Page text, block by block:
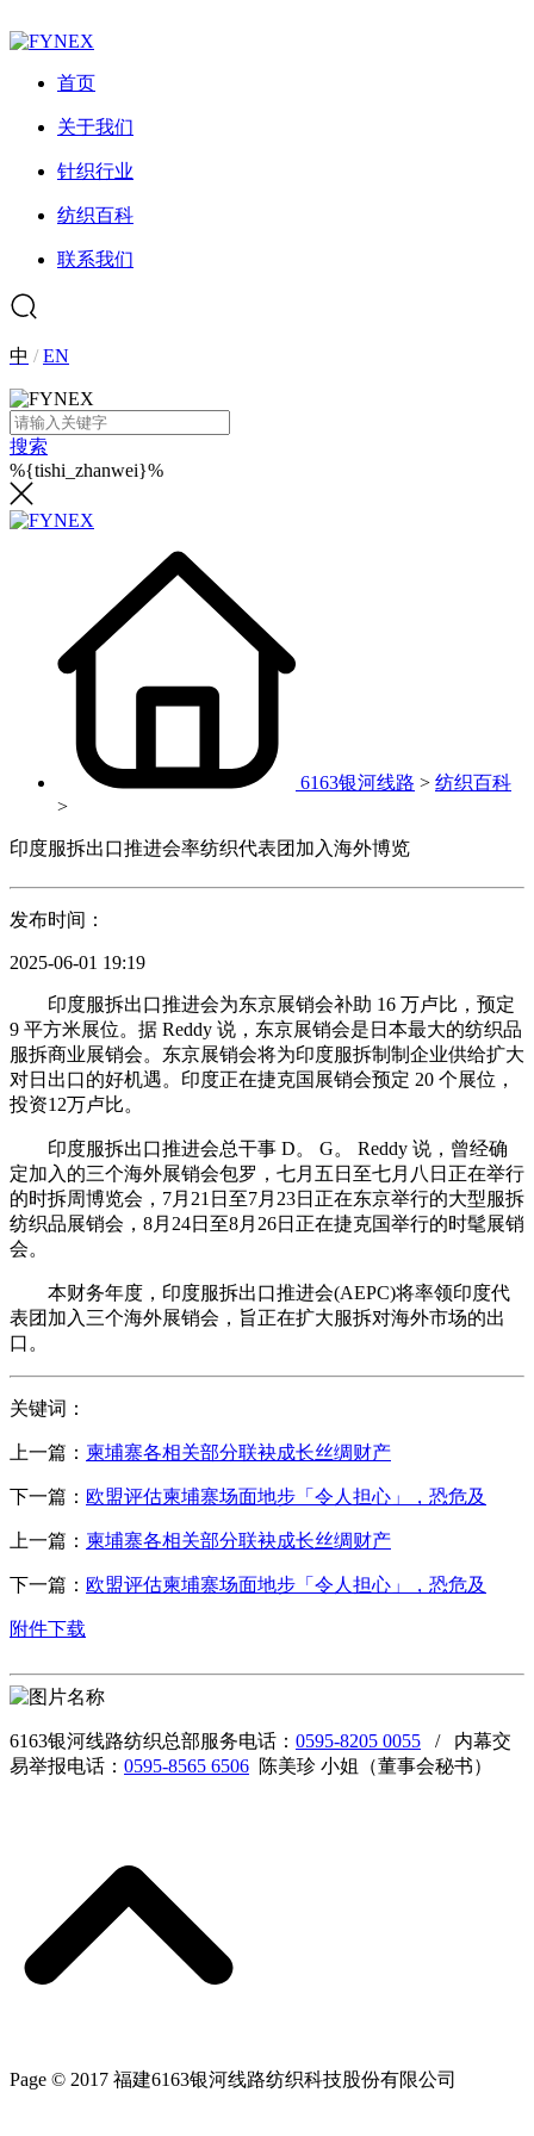
首页
关于我们
针织行业
纺织百科
联系我们
中 /EN
搜索
%{tishi_zhanwei}%
6163银河线路 > 纺织百科
>
印度服拆出口推进会率纺织代表团加入海外博览
发布时间：
2025-06-01 19:19
印度服拆出口推进会为东京展销会补助 16 万卢比，预定
9 平方米展位。据 Reddy 说，东京展销会是日本最大的纺织品
服拆商业展销会。东京展销会将为印度服拆制制企业供给扩大
对日出口的好机遇。印度正在捷克国展销会预定 20 个展位，
投资12万卢比。
印度服拆出口推进会总干事 D。 G。 Reddy 说，曾经确
定加入的三个海外展销会包罗，七月五日至七月八日正在举行
的时拆周博览会，7月21日至7月23日正在东京举行的大型服拆
纺织品展销会，8月24日至8月26日正在捷克国举行的时髦展销
会。
本财务年度，印度服拆出口推进会(AEPC)将率领印度代
表团加入三个海外展销会，旨正在扩大服拆对海外市场的出
口。
关键词：
上一篇： 柬埔寨各相关部分联袂成长丝绸财产
下一篇： 欧盟评估柬埔寨场面地步「令人担心」，恐危及
上一篇： 柬埔寨各相关部分联袂成长丝绸财产
下一篇： 欧盟评估柬埔寨场面地步「令人担心」，恐危及
附件下载
6163银河线路纺织总部服务电话： 0595-8205 0055 / 内幕交
易举报电话： 0595-8565 6506 陈美珍 小姐（董事会秘书）
Page © 2017 福建6163银河线路纺织科技股份有限公司